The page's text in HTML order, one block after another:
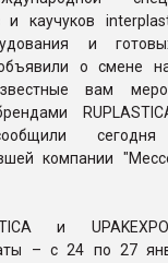
и каучуков
и
о смене
вам
сегодня
компании
и
– с 24 по 27